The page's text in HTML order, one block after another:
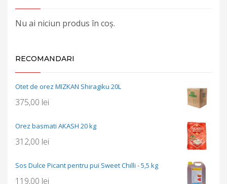
Nu ai niciun produs în coș.
RECOMANDARI
Otet de orez MIZKAN Shiragiku 20L
375,00 lei
Orez basmati AKASH 20 kg
312,00 lei
Sos Dulce Picant pentru pui Sweet Chilli - 5,5 kg
119,00 lei